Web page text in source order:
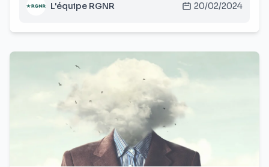
L'équipe RGNR 20/02/2024